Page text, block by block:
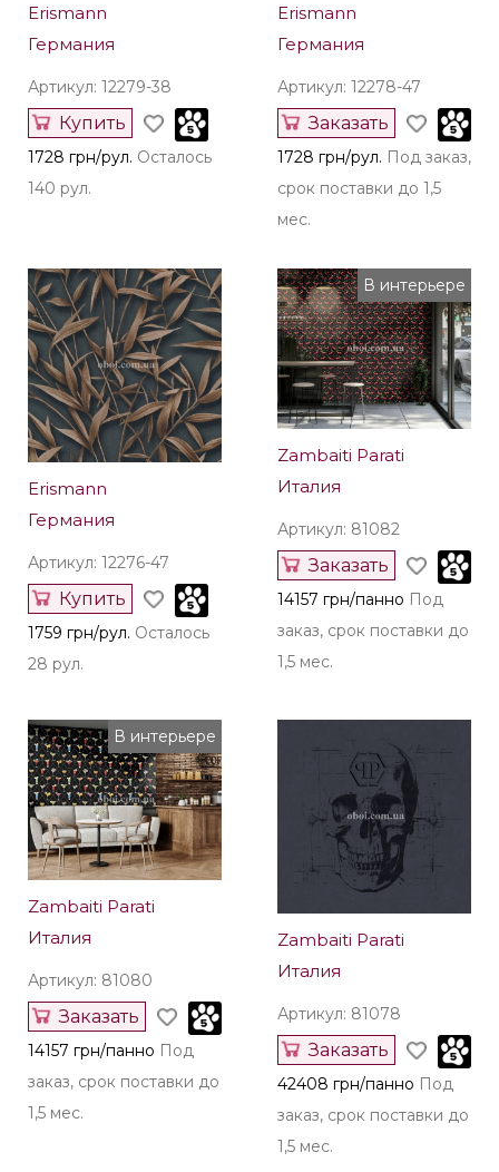
Erismann
Германия
Артикул: 12279-38
Купить
1728 грн/рул. Осталось
140 рул.
Erismann
Германия
Артикул: 12278-47
Заказать
1728 грн/рул. Под заказ,
срок поставки до 1,5
мес.
Erismann
Германия
Артикул: 12276-47
Купить
1759 грн/рул. Осталось
28 рул.
В интерьере
Zambaiti Parati
Италия
Артикул: 81082
Заказать
14157 грн/панно Под
заказ, срок поставки до
1,5 мес.
В интерьере
Zambaiti Parati
Италия
Артикул: 81080
Заказать
14157 грн/панно Под
заказ, срок поставки до
1,5 мес.
Zambaiti Parati
Италия
Артикул: 81078
Заказать
42408 грн/панно Под
заказ, срок поставки до
1,5 мес.